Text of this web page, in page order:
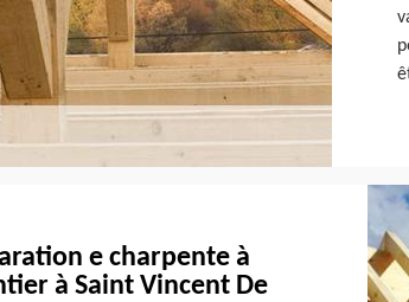
e charpente à
à Saint Vincent De